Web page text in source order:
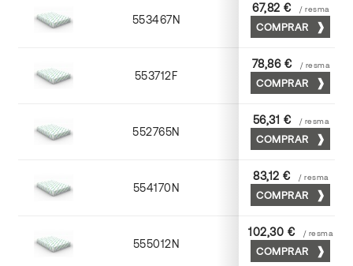
553467N 65 x 90
67,82 € / resma
COMPRAR
553712F 72 x 102
78,86 € / resma
COMPRAR
552765N 65 x 90
56,31 € / resma
COMPRAR
554170N 70 x 100
83,12 € / resma
COMPRAR
555012N 72 x 102
102,30 € / resma
COMPRAR